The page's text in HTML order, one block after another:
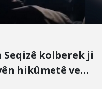
Seqizê kolberek ji
hikûmetê ve